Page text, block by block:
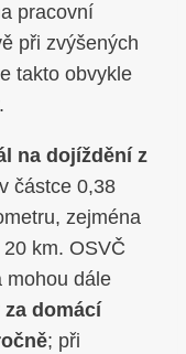
pracovní
při zvýšených
takto obvykle
na dojíždění z
v částce 0,38
zejména
km. OSVČ
mohou dále
domácí
; při